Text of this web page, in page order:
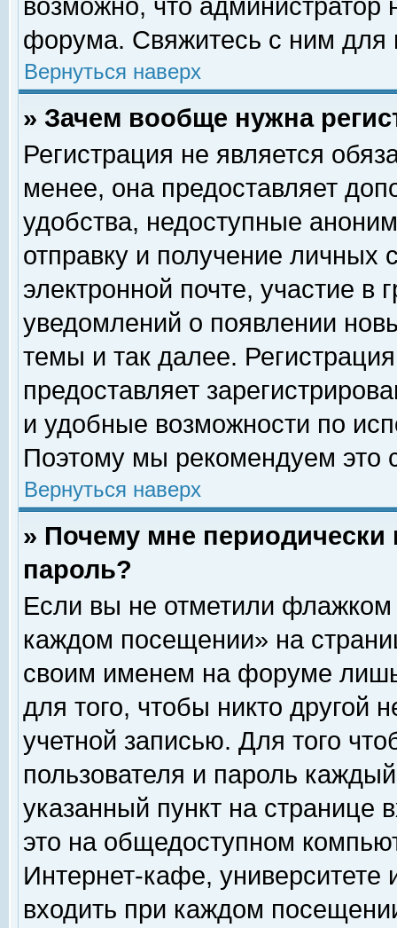
возможно, что
форума. Свяжитесь с ним для
Вернуться наверх
» Зачем вообще нужна
Регистрация не является
менее, она предоставляет
удобства, недоступные
отправку и получение личных
электронной почте, участие в
уведомлений о появлении
темы и так далее.
предоставляет
и удобные возможности по
Поэтому мы рекомендуем это
Вернуться наверх
» Почему мне
пароль?
Если вы не отметили флажком
каждом посещении» на
своим именем на форуме
для того, чтобы никто другой
учетной записью. Для того
пользователя и пароль
указанный пункт на
это на общедоступном
Интернет-кафе, университете
входить при каждом